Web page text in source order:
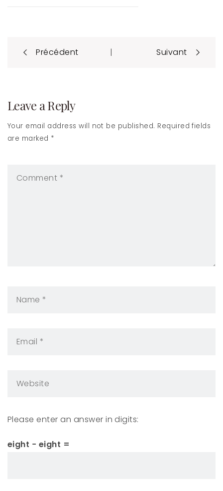
Post
navigation
Précédent | Suivant
Leave a Reply
Your email address will not be published. Required fields
are marked *
Please enter an answer in digits:
eight − eight =